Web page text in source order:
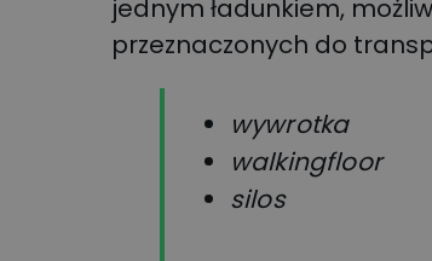
jednym ładunkiem,
przeznaczonych do
wywrotka
walkingfloor
silos